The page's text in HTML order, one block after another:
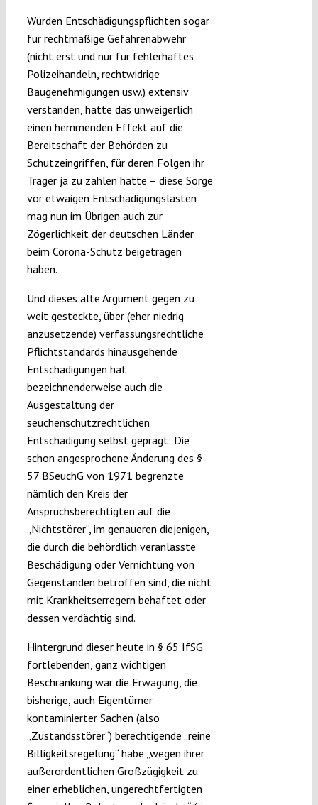
Würden Entschädigungspflichten sogar
für rechtmäßige Gefahrenabwehr
(nicht erst und nur für fehlerhaftes
Polizeihandeln, rechtwidrige
Baugenehmigungen usw.) extensiv
verstanden, hätte das unweigerlich
einen hemmenden Effekt auf die
Bereitschaft der Behörden zu
Schutzeingriffen, für deren Folgen ihr
Träger ja zu zahlen hätte – diese Sorge
vor etwaigen Entschädigungslasten
mag nun im Übrigen auch zur
Zögerlichkeit der deutschen Länder
beim Corona-Schutz beigetragen
haben.
Und dieses alte Argument gegen zu
weit gesteckte, über (eher niedrig
anzusetzende) verfassungsrechtliche
Pflichtstandards hinausgehende
Entschädigungen hat
bezeichnenderweise auch die
Ausgestaltung der
seuchenschutzrechtlichen
Entschädigung selbst geprägt: Die
schon angesprochene Änderung des §
57 BSeuchG von 1971 begrenzte
nämlich den Kreis der
Anspruchsberechtigten auf die
„Nichtstörer“, im genaueren diejenigen,
die durch die behördlich veranlasste
Beschädigung oder Vernichtung von
Gegenständen betroffen sind, die nicht
mit Krankheitserregern behaftet oder
dessen verdächtig sind.
Hintergrund dieser heute in § 65 IfSG
fortlebenden, ganz wichtigen
Beschränkung war die Erwägung, die
bisherige, auch Eigentümer
kontaminierter Sachen (also
„Zustandsstörer“) berechtigende „reine
Billigkeitsregelung“ habe „wegen ihrer
außerordentlichen Großzügigkeit zu
einer erheblichen, ungerechtfertigten